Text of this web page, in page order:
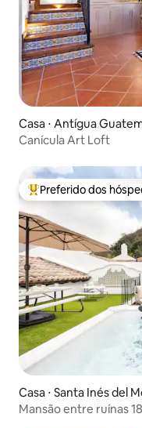
Casa ⋅ Antígua
Canícula Art Loft
Entre os melhores
Preferido dos
Casa ⋅ Santa Inés del
Mansão entre ruínas